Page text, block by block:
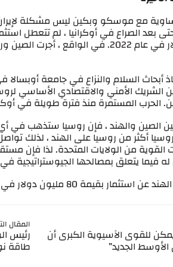
مع موسكو وبكين ليس مشكلة
بعد الصراع في أوكرانيا ، لم تتعطل
وصلت إلى 1.6 مليار دولار في عام 2022.
السلام والنزاع في جامعة أوبسالا
الشريك الأمني ​​والاقتصادي الأساسي
المستمرة منذ فترة طويلة في
بين الصين والهند ، فإن روسيا ستذهب
أكثر من روسيا على الهند ، لذلك
القوية من الولايات المتحدة. لذا فإن
فيما يتعلق بمصالحها الجيوستراتيجية
دولار في ميناء تشابهار الإيراني الشهر الماضي.
للقوى الآسيوية الكبرى أن
الجديد”
المقال
رئيس
طاقة